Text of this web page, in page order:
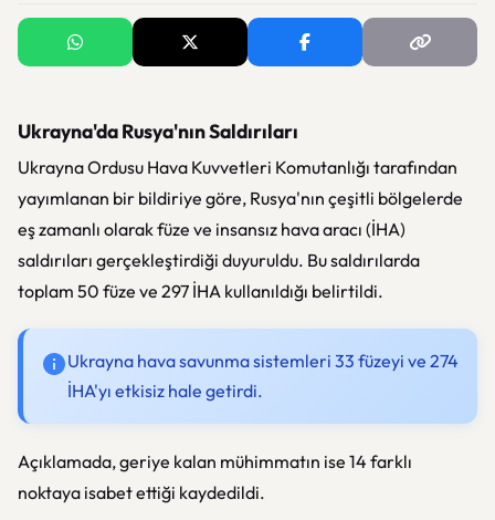
Ukrayna'da Rusya'nın Saldırıları
Ukrayna Ordusu Hava Kuvvetleri Komutanlığı tarafından
yayımlanan bir bildiriye göre, Rusya'nın çeşitli bölgelerde
eş zamanlı olarak füze ve insansız hava aracı (İHA)
saldırıları gerçekleştirdiği duyuruldu. Bu saldırılarda
toplam 50 füze ve 297 İHA kullanıldığı belirtildi.
Ukrayna hava savunma sistemleri 33 füzeyi ve 274
İHA'yı etkisiz hale getirdi.
Açıklamada, geriye kalan mühimmatın ise 14 farklı
noktaya isabet ettiği kaydedildi.